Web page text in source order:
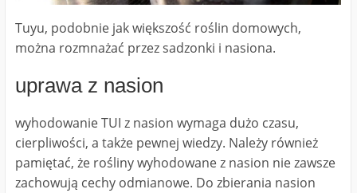
Tuyu, podobnie jak większość roślin domowych,
można rozmnażać przez sadzonki i nasiona.
uprawa z nasion
wyhodowanie TUI z nasion wymaga dużo czasu,
cierpliwości, a także pewnej wiedzy. Należy również
pamiętać, że rośliny wyhodowane z nasion nie zawsze
zachowują cechy odmianowe. Do zbierania nasion